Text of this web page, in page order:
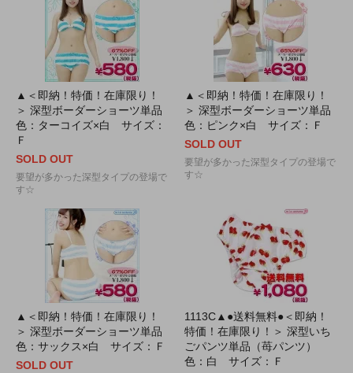
▲＜即納！特価！在庫限り！
＞ 深型ボーダーショーツ単品
色：ターコイズ×白 サイズ：
Ｆ
SOLD OUT
要望が多かった深型タイプの登場で
す☆
▲＜即納！特価！在庫限り！
＞ 深型ボーダーショーツ単品
色：ピンク×白 サイズ：Ｆ
SOLD OUT
要望が多かった深型タイプの登場で
す☆
▲＜即納！特価！在庫限り！
＞ 深型ボーダーショーツ単品
色：サックス×白 サイズ：Ｆ
SOLD OUT
1113C▲●送料無料●＜即納！
特価！在庫限り！＞ 深型いち
ごパンツ単品（苺パンツ）
色：白 サイズ：Ｆ